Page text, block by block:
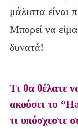
μάλιστα είναι
Μπορεί να
δυνατά!
Τι θα θέλατε
ακούσει το
τι υπόσχεστε